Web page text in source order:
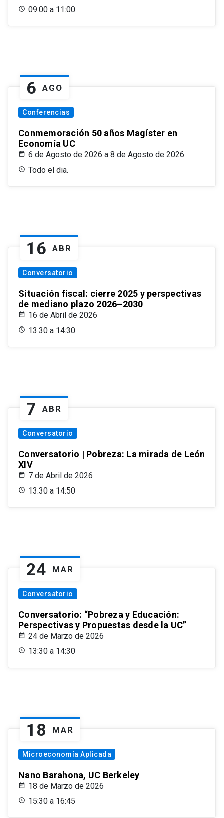
09:00 a 11:00
6 AGO
Conferencias
Conmemoración 50 años Magíster en
Economía UC
6 de Agosto de 2026 a 8 de Agosto de 2026
Todo el dia.
16 ABR
Conversatorio
Situación fiscal: cierre 2025 y perspectivas
de mediano plazo 2026–2030
16 de Abril de 2026
13:30 a 14:30
7 ABR
Conversatorio
Conversatorio | Pobreza: La mirada de León
XIV
7 de Abril de 2026
13:30 a 14:50
24 MAR
Conversatorio
Conversatorio: “Pobreza y Educación:
Perspectivas y Propuestas desde la UC”
24 de Marzo de 2026
13:30 a 14:30
18 MAR
Microeconomía Aplicada
Nano Barahona, UC Berkeley
18 de Marzo de 2026
15:30 a 16:45